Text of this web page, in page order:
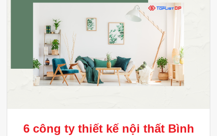
6 công ty thiết kế nội thất Bình